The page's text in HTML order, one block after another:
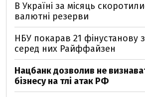
В Україні за місяць
валютні резерви
НБУ покарав 21 фінустанову
серед них Райффайзен
Нацбанк дозволив не
бізнесу на тлі атак РФ